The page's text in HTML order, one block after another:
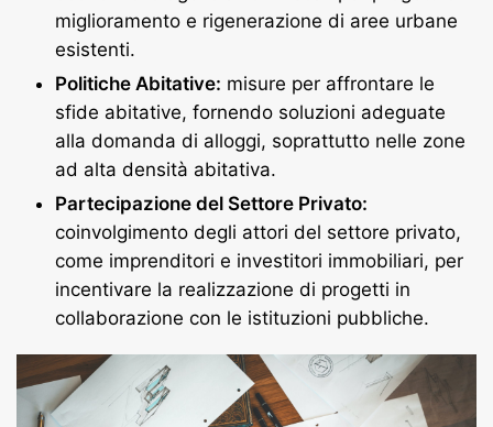
miglioramento e rigenerazione di aree urbane
esistenti.
Politiche Abitative: misure per affrontare le
sfide abitative, fornendo soluzioni adeguate
alla domanda di alloggi, soprattutto nelle zone
ad alta densità abitativa.
Partecipazione del Settore Privato:
coinvolgimento degli attori del settore privato,
come imprenditori e investitori immobiliari, per
incentivare la realizzazione di progetti in
collaborazione con le istituzioni pubbliche.